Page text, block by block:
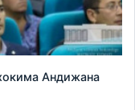
Андижана